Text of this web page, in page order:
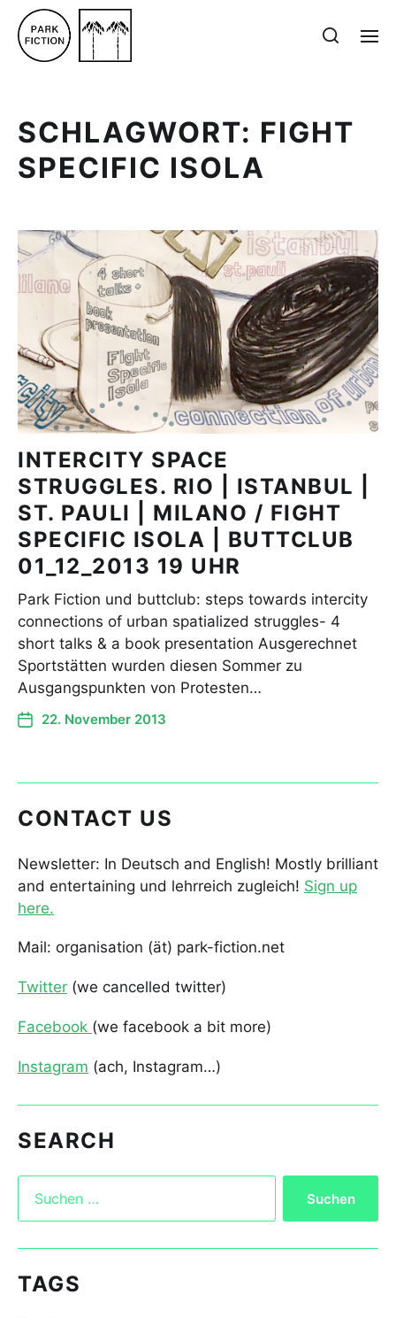
SCHLAGWORT: FIGHT
SPECIFIC ISOLA
INTERCITY SPACE
STRUGGLES. RIO | ISTANBUL |
ST. PAULI | MILANO / FIGHT
SPECIFIC ISOLA | BUTTCLUB
01_12_2013 19 UHR
Park Fiction und buttclub: steps towards intercity
connections of urban spatialized struggles- 4
short talks & a book presentation Ausgerechnet
Sportstätten wurden diesen Sommer zu
Ausgangspunkten von Protesten…
22. November 2013
CONTACT US
Newsletter: In Deutsch and English! Mostly brilliant
and entertaining und lehrreich zugleich! Sign up
here.
Mail: organisation (ät) park-fiction.net
Twitter (we cancelled twitter)
Facebook (we facebook a bit more)
Instagram (ach, Instagram…)
SEARCH
TAGS